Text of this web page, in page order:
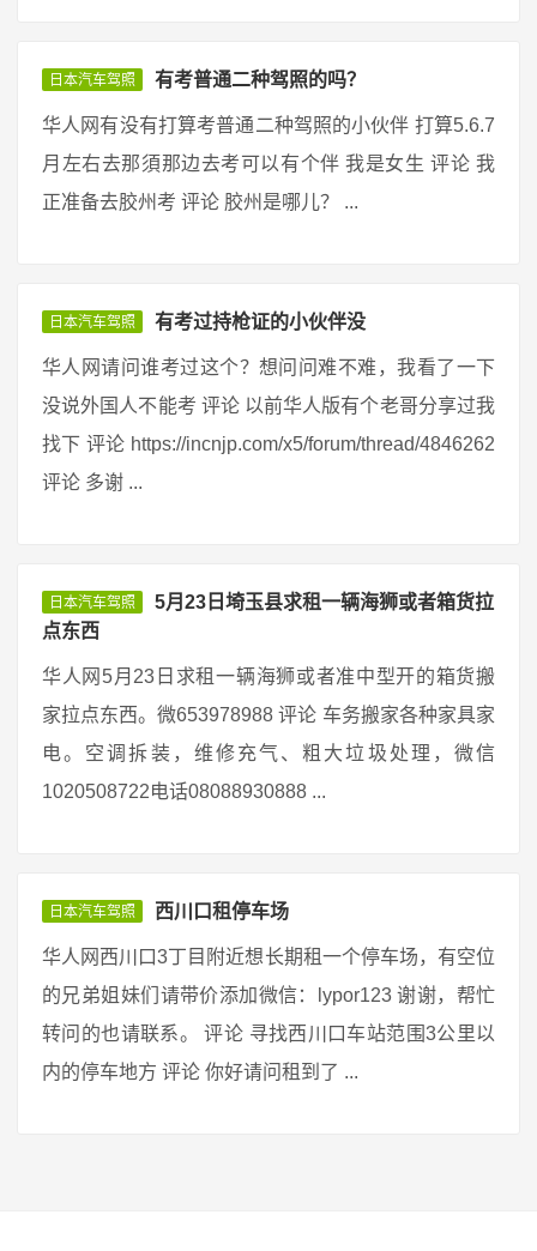
日本汽车驾照 有考普通二种驾照的吗？
华人网有没有打算考普通二种驾照的小伙伴 打算5.6.7
月左右去那須那边去考可以有个伴 我是女生 评论 我
正准备去胶州考 评论 胶州是哪儿？ ...
日本汽车驾照 有考过持枪证的小伙伴没
华人网请问谁考过这个？想问问难不难，我看了一下
没说外国人不能考 评论 以前华人版有个老哥分享过我
找下 评论 https://incnjp.com/x5/forum/thread/4846262
评论 多谢 ...
日本汽车驾照
5月23日埼玉县求租一辆海狮或者箱货拉
点东西
华人网5月23日求租一辆海狮或者准中型开的箱货搬
家拉点东西。微653978988 评论 车务搬家各种家具家
电。空调拆装，维修充气、粗大垃圾处理，微信
1020508722电话08088930888 ...
日本汽车驾照 西川口租停车场
华人网西川口3丁目附近想长期租一个停车场，有空位
的兄弟姐妹们请带价添加微信：lypor123 谢谢，帮忙
转问的也请联系。 评论 寻找西川口车站范围3公里以
内的停车地方 评论 你好请问租到了 ...